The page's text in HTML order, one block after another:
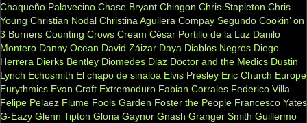
Chaqueño Palavecino Chase Bryant Chingon Chris Stapleton Chris
Young Christian Nodal Christina Aguilera Compay Segundo Cookin’ on
3 Burners Counting Crows Cream César Portillo de la Luz Danilo
Montero Danny Ocean David Záizar Daya Diablos Negros Diego
Herrera Dierks Bentley Diomedes Diaz Doctor and the Medics Dustin
Lynch Echosmith El chapo de sinaloa Elvis Presley Eric Church Europe
Eurythmics Evan Craft Extremoduro Fabian Corrales Federico Villa
Felipe Pelaez Flume Fools Garden Foster the People Francesco Yates
G-Eazy Glenn Tipton Gloria Gaynor Gnash Granger Smith Guillermo